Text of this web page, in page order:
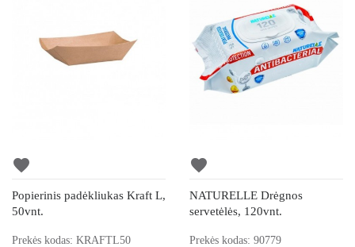
favorite
Popierinis padėkliukas Kraft L,
50vnt.
Prekės kodas: KRAFTL50
favorite
NATURELLE Drėgnos
servetėlės, 120vnt.
Prekės kodas: 90779